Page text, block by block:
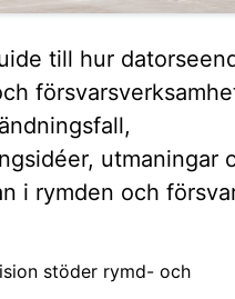
till hur
utmaningar
i rymden och
stöder rymd- och